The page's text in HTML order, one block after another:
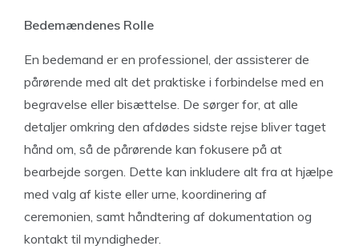
Bedemændenes Rolle
En bedemand er en professionel, der assisterer de
pårørende med alt det praktiske i forbindelse med en
begravelse eller bisættelse. De sørger for, at alle
detaljer omkring den afdødes sidste rejse bliver taget
hånd om, så de pårørende kan fokusere på at
bearbejde sorgen. Dette kan inkludere alt fra at hjælpe
med valg af kiste eller urne, koordinering af
ceremonien, samt håndtering af dokumentation og
kontakt til myndigheder.